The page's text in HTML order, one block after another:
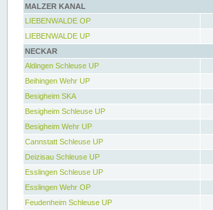
MALZER KANAL
LIEBENWALDE OP
LIEBENWALDE UP
NECKAR
Aldingen Schleuse UP
Beihingen Wehr UP
Besigheim SKA
Besigheim Schleuse UP
Besigheim Wehr UP
Cannstatt Schleuse UP
Deizisau Schleuse UP
Esslingen Schleuse UP
Esslingen Wehr OP
Feudenheim Schleuse UP